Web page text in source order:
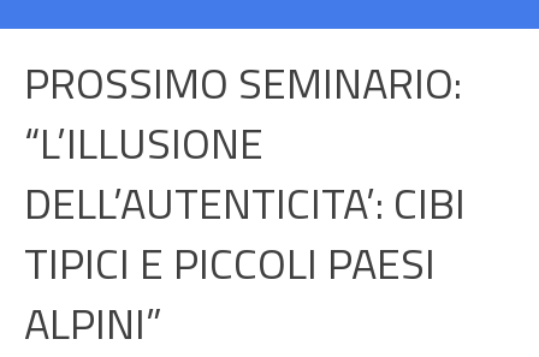
PROSSIMO SEMINARIO:
“L’ILLUSIONE
DELL’AUTENTICITA’: CIBI
TIPICI E PICCOLI PAESI
ALPINI”